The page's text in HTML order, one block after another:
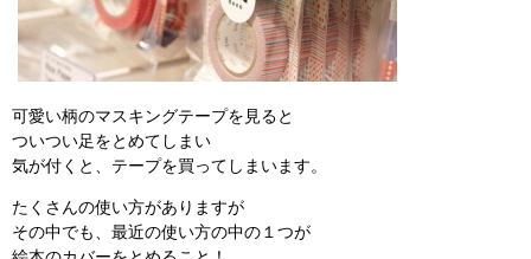
可愛い柄のマスキングテープを見ると
ついつい足をとめてしまい
気が付くと、テープを買ってしまいます。
たくさんの使い方がありますが
その中でも、最近の使い方の中の１つが